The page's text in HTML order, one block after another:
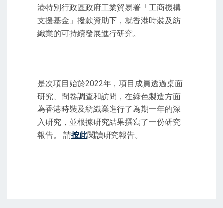
港特別行政區政府工業貿易署「工商機構
支援基金」撥款資助下，就香港時裝及紡
織業的可持續發展進行研究。
是次項目始於2022年，項目成員透過桌面
研究、問卷調查和訪問，在綠色製造方面
為香港時裝及紡織業進行了為期一年的深
入研究，並根據研究結果撰寫了一份研究
報告。 請按此閱讀研究報告。